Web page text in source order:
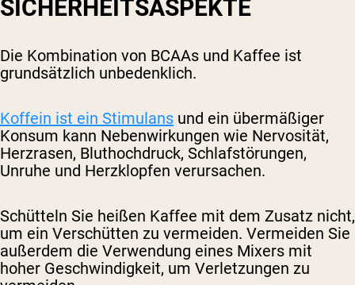
SICHERHEITSASPEKTE
Die Kombination von BCAAs und Kaffee ist
grundsätzlich unbedenklich.
Koffein ist ein Stimulans und ein übermäßiger
Konsum kann Nebenwirkungen wie Nervosität,
Herzrasen, Bluthochdruck, Schlafstörungen,
Unruhe und Herzklopfen verursachen.
Schütteln Sie heißen Kaffee mit dem Zusatz nicht,
um ein Verschütten zu vermeiden. Vermeiden Sie
außerdem die Verwendung eines Mixers mit
hoher Geschwindigkeit, um Verletzungen zu